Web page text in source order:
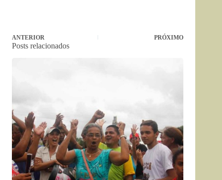
ANTERIOR PRÓXIMO
Posts relacionados